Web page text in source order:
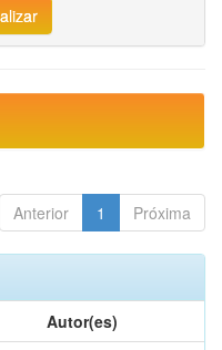
Anterior 1 Próxima
Autor(es)